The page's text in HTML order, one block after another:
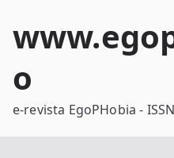
o
e-revista EgoPHobia -